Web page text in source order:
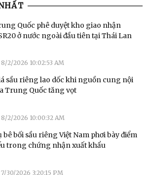
Quốc phê duyệt kho giao nhận
ở nước ngoài đầu tiên tại Thái Lan
8/2/2026 10:02:53 AM
sầu riêng lao dốc khi nguồn cung nội
Trung Quốc tăng vọt
8/2/2026 10:00:32 AM
bê bối sầu riêng Việt Nam phơi bày điểm
trong chứng nhận xuất khẩu
7/30/2026 3:20:15 PM